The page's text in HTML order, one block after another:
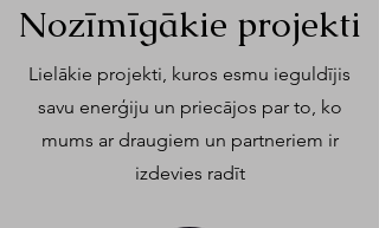
Nozīmīgākie projekti
Lielākie projekti, kuros esmu ieguldījis
savu enerģiju un priecājos par to, ko
mums ar draugiem un partneriem ir
izdevies radīt